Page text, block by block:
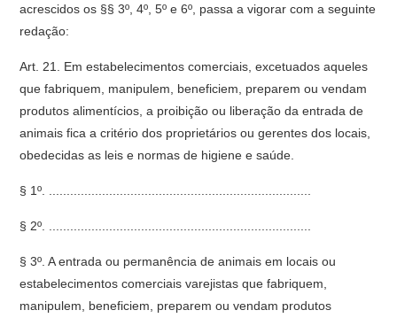
acrescidos os §§ 3º, 4º, 5º e 6º, passa a vigorar com a seguinte
redação:
Art. 21. Em estabelecimentos comerciais, excetuados aqueles
que fabriquem, manipulem, beneficiem, preparem ou vendam
produtos alimentícios, a proibição ou liberação da entrada de
animais fica a critério dos proprietários ou gerentes dos locais,
obedecidas as leis e normas de higiene e saúde.
§ 1º. ..........................................................................
§ 2º. ..........................................................................
§ 3º. A entrada ou permanência de animais em locais ou
estabelecimentos comerciais varejistas que fabriquem,
manipulem, beneficiem, preparem ou vendam produtos